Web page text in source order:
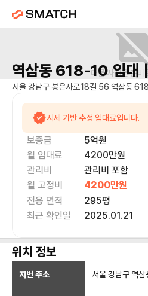
매물 사진을 준비
역삼동 618-10임대
서울 강남구 봉은사로18길 56 역삼동
시세 기반 추정 임대료입니다.
보증금 5억원
월 임대료
4200만원
관리비
관리비 포함
월 고정비
4200만원
전용 면적
295평
최근 확인일
2025.01.21
위치 정보
지번 주소 서울 강남구 역